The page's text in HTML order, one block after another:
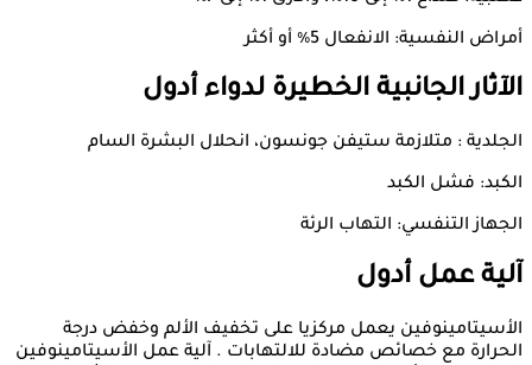
أمراض النفسية: الانفعال 5٪ أو أكثر
الآثار الجانبية الخطيرة لدواء أدول
الجلدية : متلازمة ستيفن جونسون، انحلال البشرة السام
الكبد: فشل الكبد
الجهاز التنفسي: التهاب الرئة
آلية عمل أدول
الأسيتامينوفين يعمل مركزيا على تخفيف الألم وخفض درجة
الحرارة مع خصائص مضادة للالتهابات . آلية عمل الأسيتامينوفين